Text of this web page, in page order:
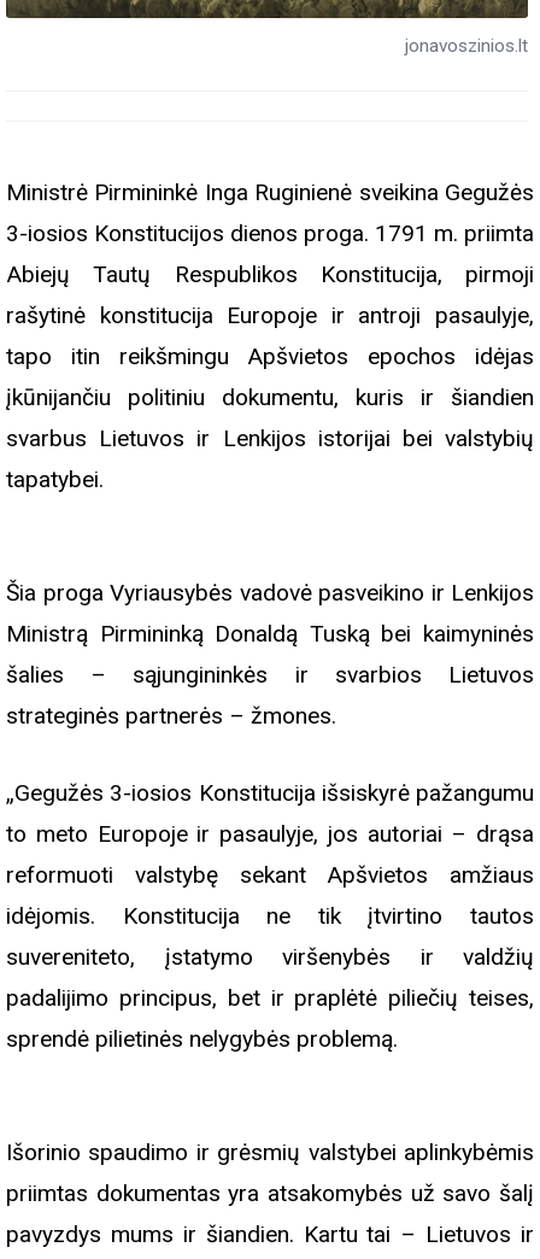
jonavoszinios.lt
Ministrė Pirmininkė Inga Ruginienė sveikina Gegužės
3-iosios Konstitucijos dienos proga. 1791 m. priimta
Abiejų Tautų Respublikos Konstitucija, pirmoji
rašytinė konstitucija Europoje ir antroji pasaulyje,
tapo itin reikšmingu Apšvietos epochos idėjas
įkūnijančiu politiniu dokumentu, kuris ir šiandien
svarbus Lietuvos ir Lenkijos istorijai bei valstybių
tapatybei.
Šia proga Vyriausybės vadovė pasveikino ir Lenkijos
Ministrą Pirmininką Donaldą Tuską bei kaimyninės
šalies – sąjungininkės ir svarbios Lietuvos
strateginės partnerės – žmones.
„Gegužės 3-iosios Konstitucija išsiskyrė pažangumu
to meto Europoje ir pasaulyje, jos autoriai – drąsa
reformuoti valstybę sekant Apšvietos amžiaus
idėjomis. Konstitucija ne tik įtvirtino tautos
suvereniteto, įstatymo viršenybės ir valdžių
padalijimo principus, bet ir praplėtė piliečių teises,
sprendė pilietinės nelygybės problemą.
Išorinio spaudimo ir grėsmių valstybei aplinkybėmis
priimtas dokumentas yra atsakomybės už savo šalį
pavyzdys mums ir šiandien. Kartu tai – Lietuvos ir